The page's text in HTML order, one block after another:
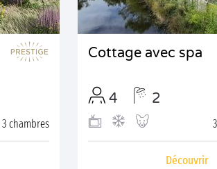
3 chambres
Cottage avec spa
4 2
Découvrir